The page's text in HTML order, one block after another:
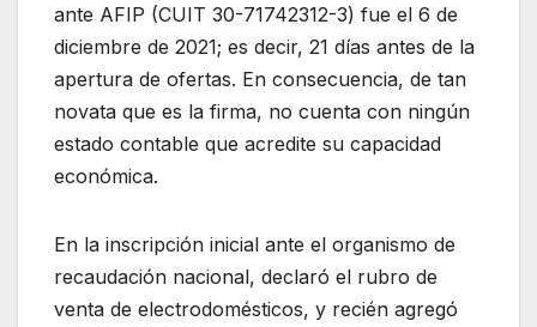
ante AFIP (CUIT 30-71742312-3) fue el 6 de
diciembre de 2021; es decir, 21 días antes de la
apertura de ofertas. En consecuencia, de tan
novata que es la firma, no cuenta con ningún
estado contable que acredite su capacidad
económica.
En la inscripción inicial ante el organismo de
recaudación nacional, declaró el rubro de
venta de electrodomésticos, y recién agregó